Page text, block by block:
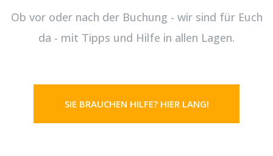
Ob vor oder nach der Buchung - wir sind für Euch
da - mit Tipps und Hilfe in allen Lagen.
SIE BRAUCHEN HILFE? HIER LANG!